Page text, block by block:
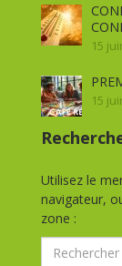
15
15
Utilisez le
navigateur,
zone :